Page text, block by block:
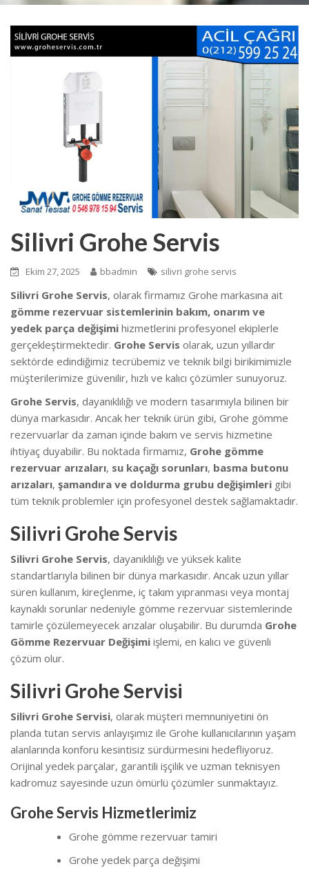
Silivri Grohe Servis
Ekim 27, 2025 bbadmin silivri grohe servis
Silivri Grohe Servis, olarak firmamız Grohe markasına ait
gömme rezervuar sistemlerinin bakım, onarım ve
yedek parça değişimi hizmetlerini profesyonel ekiplerle
gerçekleştirmektedir. Grohe Servis olarak, uzun yıllardır
sektörde edindiğimiz tecrübemiz ve teknik bilgi birikimimizle
müşterilerimize güvenilir, hızlı ve kalıcı çözümler sunuyoruz.
Grohe Servis, dayanıklılığı ve modern tasarımıyla bilinen bir
dünya markasıdır. Ancak her teknik ürün gibi, Grohe gömme
rezervuarlar da zaman içinde bakım ve servis hizmetine
ihtiyaç duyabilir. Bu noktada firmamız, Grohe gömme
rezervuar arızaları, su kaçağı sorunları, basma butonu
arızaları, şamandıra ve doldurma grubu değişimleri gibi
tüm teknik problemler için profesyonel destek sağlamaktadır.
Silivri Grohe Servis
Silivri Grohe Servis, dayanıklılığı ve yüksek kalite
standartlarıyla bilinen bir dünya markasıdır. Ancak uzun yıllar
süren kullanım, kireçlenme, iç takım yıpranması veya montaj
kaynaklı sorunlar nedeniyle gömme rezervuar sistemlerinde
tamirle çözülemeyecek arızalar oluşabilir. Bu durumda Grohe
Gömme Rezervuar Değişimi işlemi, en kalıcı ve güvenli
çözüm olur.
Silivri Grohe Servisi
Silivri Grohe Servisi, olarak müşteri memnuniyetini ön
planda tutan servis anlayışımız ile Grohe kullanıcılarının yaşam
alanlarında konforu kesintisiz sürdürmesini hedefliyoruz.
Orijinal yedek parçalar, garantili işçilik ve uzman teknisyen
kadromuz sayesinde uzun ömürlü çözümler sunmaktayız.
Grohe Servis Hizmetlerimiz
Grohe gömme rezervuar tamiri
Grohe yedek parça değişimi